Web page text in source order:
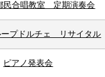
合唱教室 定期演奏会
プドルチェ リサイタル
ピアノ発表会